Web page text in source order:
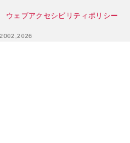
ウェブアクセシビリティポリシー